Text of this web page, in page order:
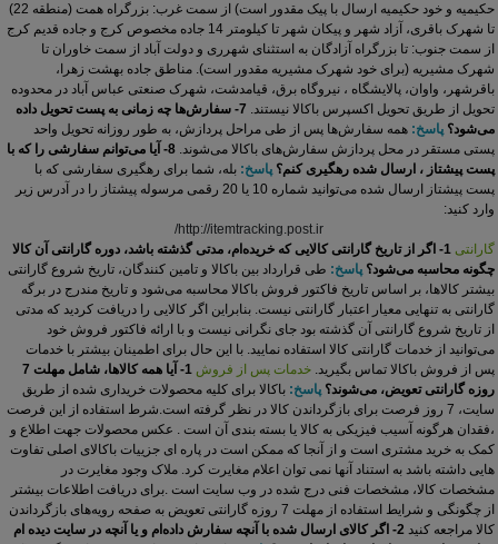
حکیمیه و خود حکیمیه ارسال با پیک مقدور است)
از سمت غرب: بزرگراه همت (منطقه 22)
تا شهرک باقری، آزاد شهر و پیکان شهر تا کیلومتر 14 جاده مخصوص کرج و جاده قدیم کرج
از سمت جنوب: تا بزرگراه آزادگان به استثنای شهرری و دولت آباد از سمت خاوران تا
شهرک مشیریه (برای خود شهرک مشیریه مقدور است). مناطق جاده بهشت زهرا،
باقرشهر، واوان، پالایشگاه ، نیروگاه برق، قیامدشت، شهرک صنعتی عباس آباد در محدوده
تحویل از طریق تحویل اکسپرس باکالا نیستند.
7- سفارش‌ها چه زمانی به پست تحویل داده
می‌شود؟ پاسخ: همه سفارش‌‏ها پس از طی مراحل پردازش، به طور روزانه تحویل واحد
پستی مستقر در محل پردازش سفارش‌های باکالا می‏‌شوند.
8- آیا می‏‌توانم سفارشی را که با
پست پیشتاز ، ارسال شده رهگیری کنم؟ پاسخ: بله، شما برای رهگیری سفارشی که با
پست پیشتاز ارسال شده می‏‌توانید شماره 10 یا 20 رقمی مرسوله پیشتاز را در آدرس زیر
وارد کنید:
http://itemtracking.post.ir/
گارانتی
1- اگر از تاریخ گارانتی کالایی که خریده‌‏ام، مدتی گذشته باشد، دوره گارانتی آن کالا
چگونه محاسبه می‌شود؟ پاسخ: طی قرارداد بین باکالا و تامین کنندگان، تاریخ شروع گارانتی
بیشتر کالاها، بر اساس تاریخ فاکتور فروش باکالا محاسبه می‌شود و تاریخ مندرج در برگه
گارانتی به تنهایی معیار اعتبار گارانتی نیست. بنابراین اگر کالایی را دریافت کردید که مدتی
از تاریخ شروع گارانتی آن گذشته بود جای نگرانی نیست و با ارائه فاکتور فروش خود
می‌توانید از خدمات گارانتی کالا استفاده نمایید. با این حال برای اطمینان بیشتر با خدمات
پس از فروش باکالا تماس بگیرید. خدمات پس از فروش
1- آیا همه کالاها، شامل مهلت 7
روزه گارانتی تعویض، می‏‌شوند؟ پاسخ: باکالا برای کلیه محصولات خریداری شده از طریق
سایت، 7 روز فرصت برای بازگرداندن کالا در نظر گرفته
است.شرط استفاده از این فرصت
،فقدان هرگونه آسیب فیزیکی به کالا یا بسته بندی آن است . عکس محصولات جهت اطلاع و
کمک به خرید مشتری است و از آنجا که ممکن است در پاره ای جزییات باکالای اصلی تفاوت
هایی داشته باشد به استناد آنها نمی توان اعلام مغایرت کرد. ملاک وجود مغایرت در
مشخصات کالا، مشخصات فنی درج شده در وب سایت است .برای دریافت اطلاعات بیشتر
از چگونگی و شرایط استفاده از مهلت 7 روزه گارانتی تعویض به صفحه رویه‌های بازگرداندن
کالا مراجعه کنید
2- اگر کالای ارسال شده با آنچه سفارش داده‌‏ام و یا آنچه در سایت دیده ام